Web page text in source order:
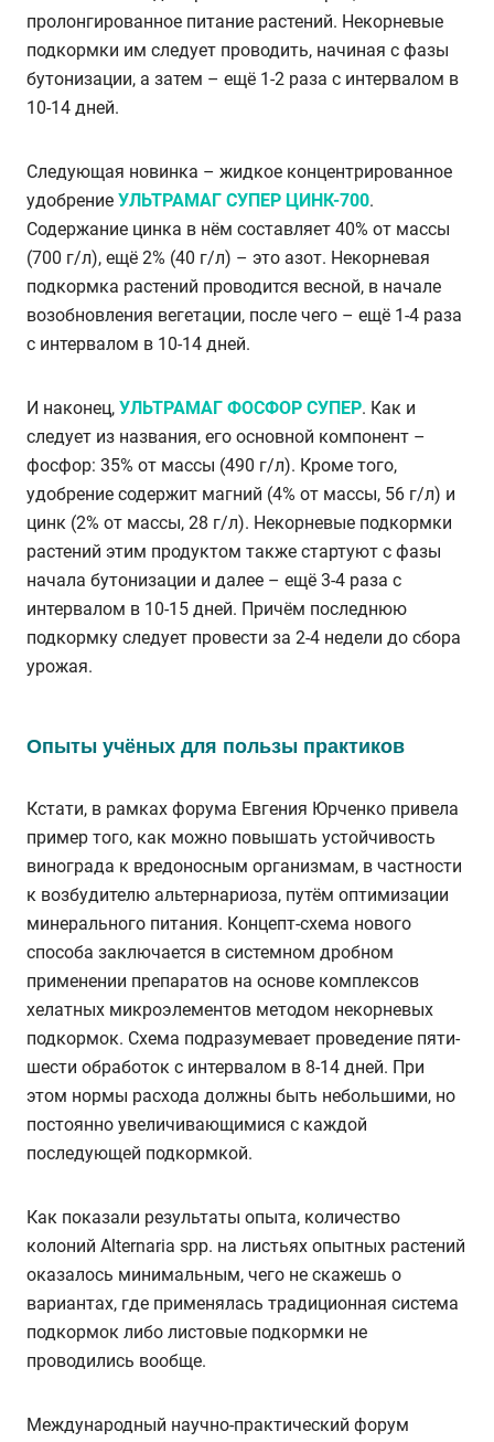
пролонгированное питание растений. Некорневые
подкормки им следует проводить, начиная с фазы
бутонизации, а затем – ещё 1-2 раза с интервалом в
10-14 дней.
Следующая новинка – жидкое концентрированное
удобрение УЛЬТРАМАГ СУПЕР ЦИНК-700.
Содержание цинка в нём составляет 40% от массы
(700 г/л), ещё 2% (40 г/л) – это азот. Некорневая
подкормка растений проводится весной, в начале
возобновления вегетации, после чего – ещё 1-4 раза
с интервалом в 10-14 дней.
И наконец, УЛЬТРАМАГ ФОСФОР СУПЕР. Как и
следует из названия, его основной компонент –
фосфор: 35% от массы (490 г/л). Кроме того,
удобрение содержит магний (4% от массы, 56 г/л) и
цинк (2% от массы, 28 г/л). Некорневые подкормки
растений этим продуктом также стартуют с фазы
начала бутонизации и далее – ещё 3-4 раза с
интервалом в 10-15 дней. Причём последнюю
подкормку следует провести за 2-4 недели до сбора
урожая.
Опыты учёных для пользы практиков
Кстати, в рамках форума Евгения Юрченко привела
пример того, как можно повышать устойчивость
винограда к вредоносным организмам, в частности
к возбудителю альтернариоза, путём оптимизации
минерального питания. Концепт-схема нового
способа заключается в системном дробном
применении препаратов на основе комплексов
хелатных микроэлементов методом некорневых
подкормок. Схема подразумевает проведение пяти-
шести обработок с интервалом в 8-14 дней. При
этом нормы расхода должны быть небольшими, но
постоянно увеличивающимися с каждой
последующей подкормкой.
Как показали результаты опыта, количество
колоний Alternaria spp. на листьях опытных растений
оказалось минимальным, чего не скажешь о
вариантах, где применялась традиционная система
подкормок либо листовые подкормки не
проводились вообще.
Международный научно-практический форум